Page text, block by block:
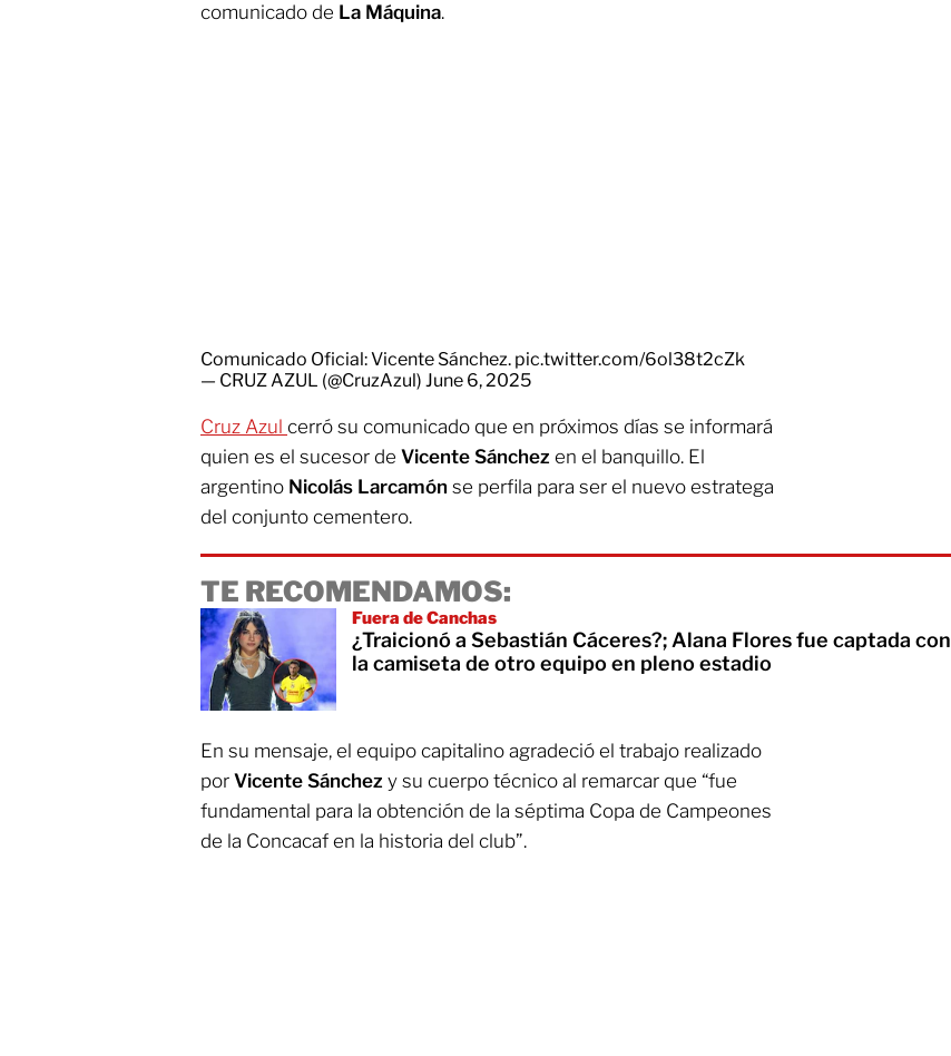
comunicado de La Máquina.
Comunicado Oficial: Vicente Sánchez. pic.twitter.com/6ol38t2cZk
— CRUZ AZUL (@CruzAzul) June 6, 2025
Cruz Azul cerró su comunicado que en próximos días se informará
quien es el sucesor de Vicente Sánchez en el banquillo. El
argentino Nicolás Larcamón se perfila para ser el nuevo estratega
del conjunto cementero.
TE RECOMENDAMOS:
Fuera de Canchas
¿Traicionó a Sebastián Cáceres?; Alana Flores fue captada con
la camiseta de otro equipo en pleno estadio
En su mensaje, el equipo capitalino agradeció el trabajo realizado
por Vicente Sánchez y su cuerpo técnico al remarcar que “fue
fundamental para la obtención de la séptima Copa de Campeones
de la Concacaf en la historia del club”.